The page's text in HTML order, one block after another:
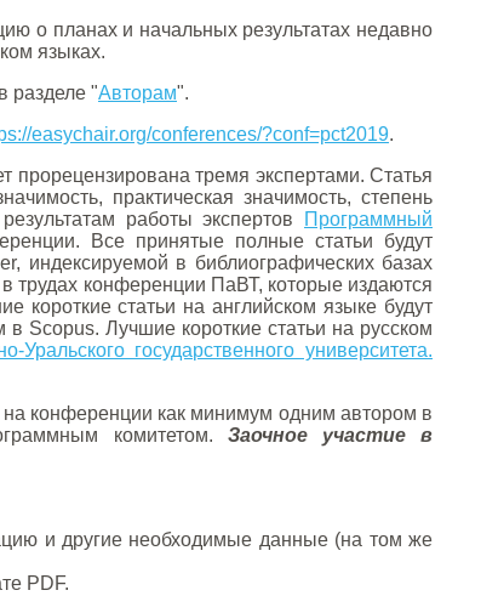
о планах и начальных результатах недавно
языках.
разделе "Авторам".
easychair.org/conferences/?conf=pct2019.
прорецензирована тремя экспертами. Статья
практическая значимость, степень
работы экспертов
Программный
Все принятые полные статьи будут
индексируемой в библиографических базах
трудах конференции ПаВТ, которые издаются
короткие статьи на английском языке будут
в Scopus. Лучшие короткие статьи на русском
Уральского государственного университета.
конференции как минимум одним автором в
комитетом. Заочное участие в
и другие необходимые данные (на том же
PDF.